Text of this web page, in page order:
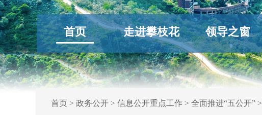
首页 走进攀枝花 领导之窗
首页> 政务公开> 信息公开重点工作> 全面推进“五公开”>